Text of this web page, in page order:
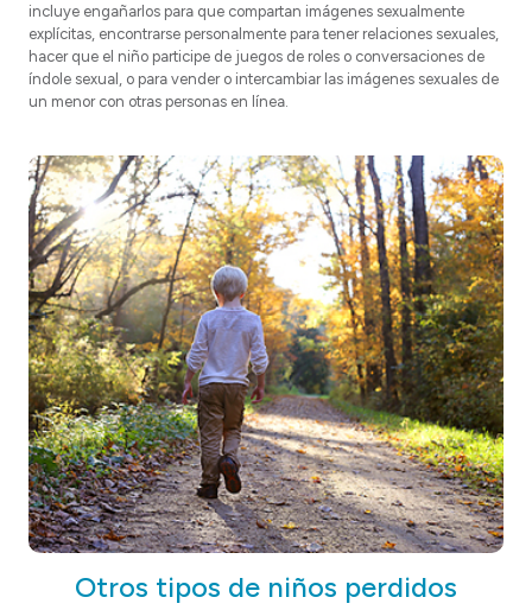
incluye engañarlos para que compartan imágenes sexualmente
explícitas, encontrarse personalmente para tener relaciones sexuales,
hacer que el niño participe de juegos de roles o conversaciones de
índole sexual, o para vender o intercambiar las imágenes sexuales de
un menor con otras personas en línea.
Otros tipos de niños perdidos